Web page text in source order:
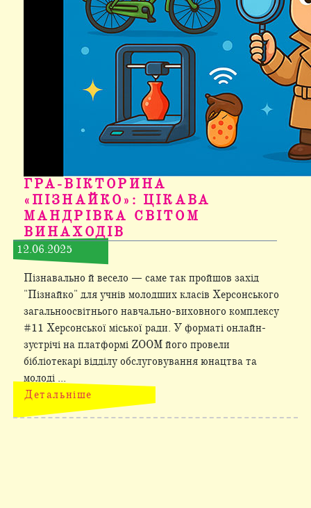
ГРА-ВІКТОРИНА
«ПІЗНАЙКО»: ЦІКАВА
МАНДРІВКА СВІТОМ
ВИНАХОДІВ
12.06.2025
Пізнавально й весело — саме так пройшов захід
"Пізнайко" для учнів молодших класів Херсонського
загальноосвітнього навчально-виховного комплексу
#11 Херсонської міської ради. У форматі онлайн-
зустрічі на платформі ZOOM його провели
бібліотекарі відділу обслуговування юнацтва та
молоді ...
Детальніше